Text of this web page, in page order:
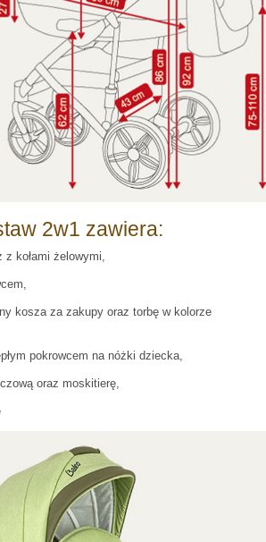
2w1 zawiera:
z kołami żelowymi,
kosza za zakupy oraz torbę w kolorze
pokrowcem na nóżki dziecka,
oraz moskitierę,